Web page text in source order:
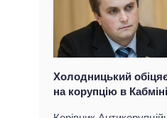
Холодницький
на корупцію в